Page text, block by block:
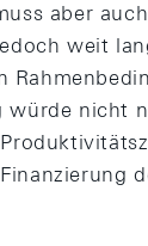
aber
weit
würde nicht